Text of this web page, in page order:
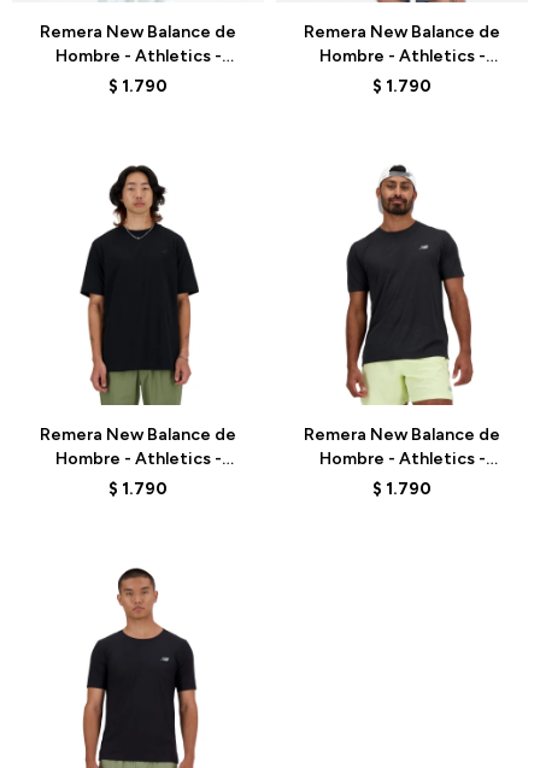
Remera New Balance de
Hombre - Athletics -
MT41533ABC - BEIGE
$ 1.790
Remera New Balance de
Hombre - Athletics -
MT41533AHH - ELD
$ 1.790
Remera New Balance de
Hombre - Athletics -
MT41533BK - BLACK
$ 1.790
Remera New Balance de
Hombre - Athletics -
MT41253BK - BLACK
$ 1.790
Talle